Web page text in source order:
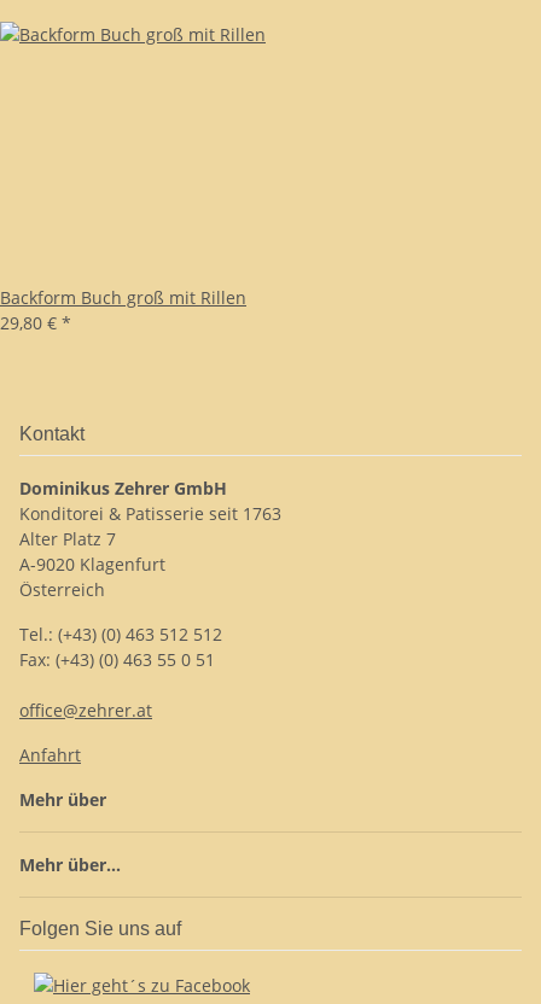
Backform Buch groß mit Rillen
29,80 € *
Kontakt
Dominikus Zehrer GmbH
Konditorei & Patisserie seit 1763
Alter Platz 7
A-9020 Klagenfurt
Österreich
Tel.: (+43) (0) 463 512 512
Fax: (+43) (0) 463 55 0 51
office@zehrer.at
Anfahrt
Mehr über
Mehr über...
Folgen Sie uns auf